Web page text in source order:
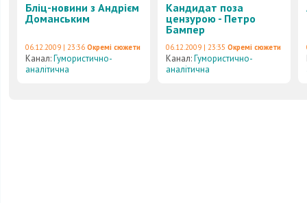
Бліц-новини з Андрієм
Доманським
06.12.2009 | 23:36 Окремі сюжети
Канал:Гумористично-
аналітична
Кандидат поза
цензурою - Петро
Бампер
06.12.2009 | 23:35 Окремі сюжети
Канал:Гумористично-
аналітична